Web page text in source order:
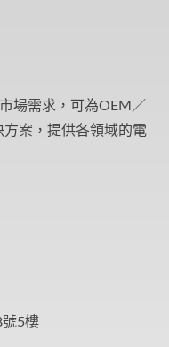
場需求，可為OEM／
案，提供各領域的電
號5樓